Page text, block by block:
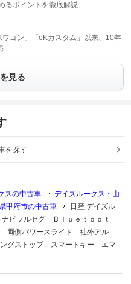
るポイントを徹底解説…
ゴン」「eKカスタム」以来、10年
見る
を探す
スの中古車
デイズルークス・山
甲府市の中古車
日産 デイズル
ビフルセグ Ｂｌｕｅｔｏｏｔ
両側パワースライド 社外アル
グストップ スマートキー エマ